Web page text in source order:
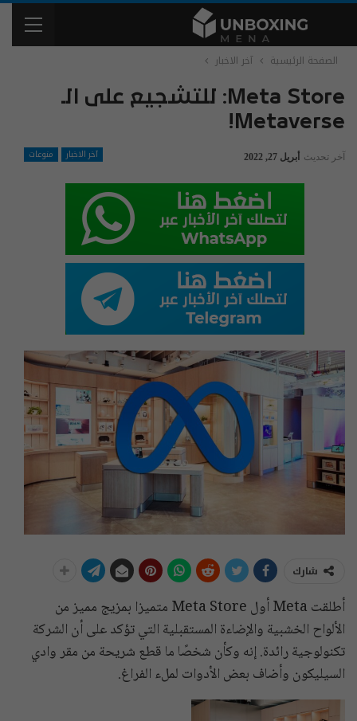
الصفحة الرئيسية آخر الاخبار
Meta Store: للتشجيع على الـ
Metaverse!
آخر الاخبار منوعات آخر تحديث أبريل 27, 2022
شارك
أطلقت Meta أول Meta Store متميزا بمزيج مميز من
الألواح الخشبية والإضاءة المستقبلية التي تؤكد على أن الشركة
تكنولوجية رائدة. إنه وكأن شخصًا ما قطع شريحة من مقر وادي
السيليكون وأضاف بعض الأدوات لملء الفراغ.